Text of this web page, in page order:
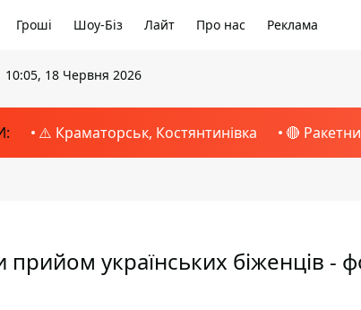
Гроші Шоу-Біз Лайт Про нас Реклама
10:05, 18 Червня 2026
⚠️ Краматорськ, Костянтинівка 🔴
українських біженців -